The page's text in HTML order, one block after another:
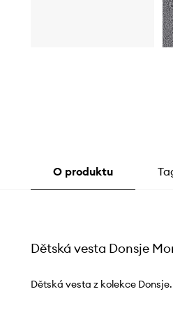
O produktu
Dětská vesta Donsje
Dětská vesta z kolekce